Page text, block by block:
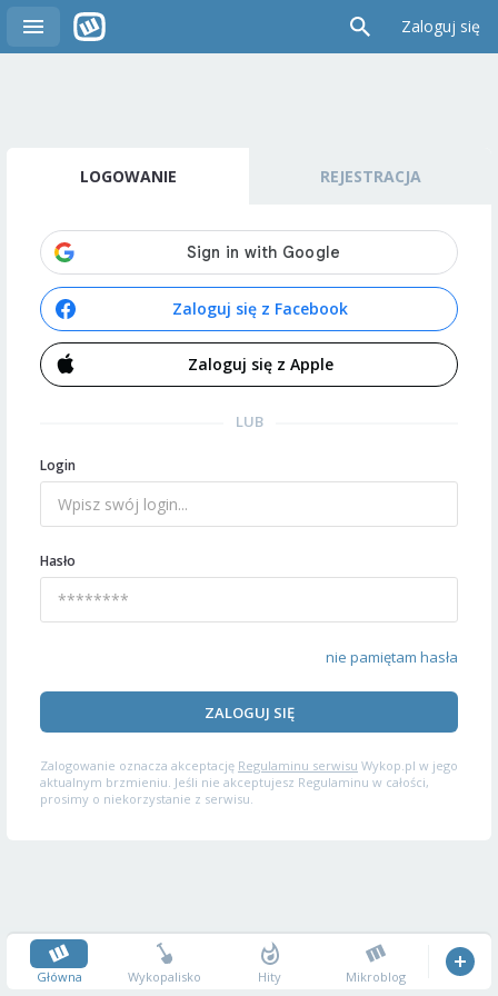
Zaloguj się
LOGOWANIE REJESTRACJA
Zaloguj się z Facebook
Zaloguj się z Apple
LUB
Login
Hasło
nie pamiętam hasła
ZALOGUJ SIĘ
Zalogowanie oznacza akceptację Regulaminu serwisu Wykop.pl w jego
aktualnym brzmieniu. Jeśli nie akceptujesz Regulaminu w całości,
prosimy o niekorzystanie z serwisu.
Główna Wykopalisko Hity Mikroblog